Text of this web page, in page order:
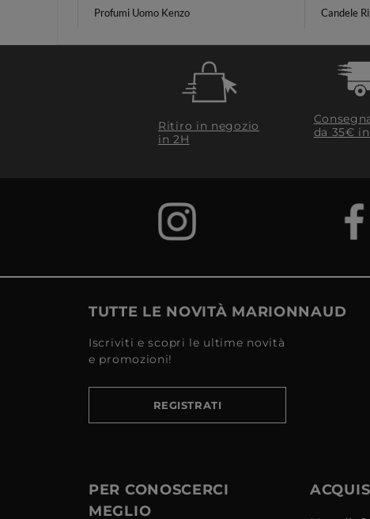
Profumi Uomo Kenzo Candele
Ritiro in negozio
in 2H
da 35€​
TUTTE LE NOVITÀ MARIONNAUD
Iscriviti e scopri le ultime novità
e promozioni!
REGISTRATI
PER CONOSCERCI
MEGLIO